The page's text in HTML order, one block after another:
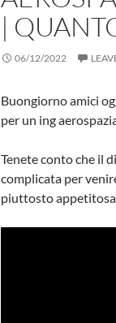
|
06/12/2022
Buongiorno amici
per un ing
Tenete conto che il
complicata per
piuttosto